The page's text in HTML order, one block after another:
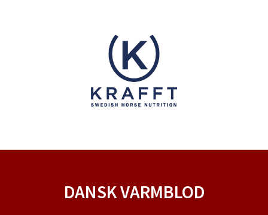
DANSK VARMBLOD